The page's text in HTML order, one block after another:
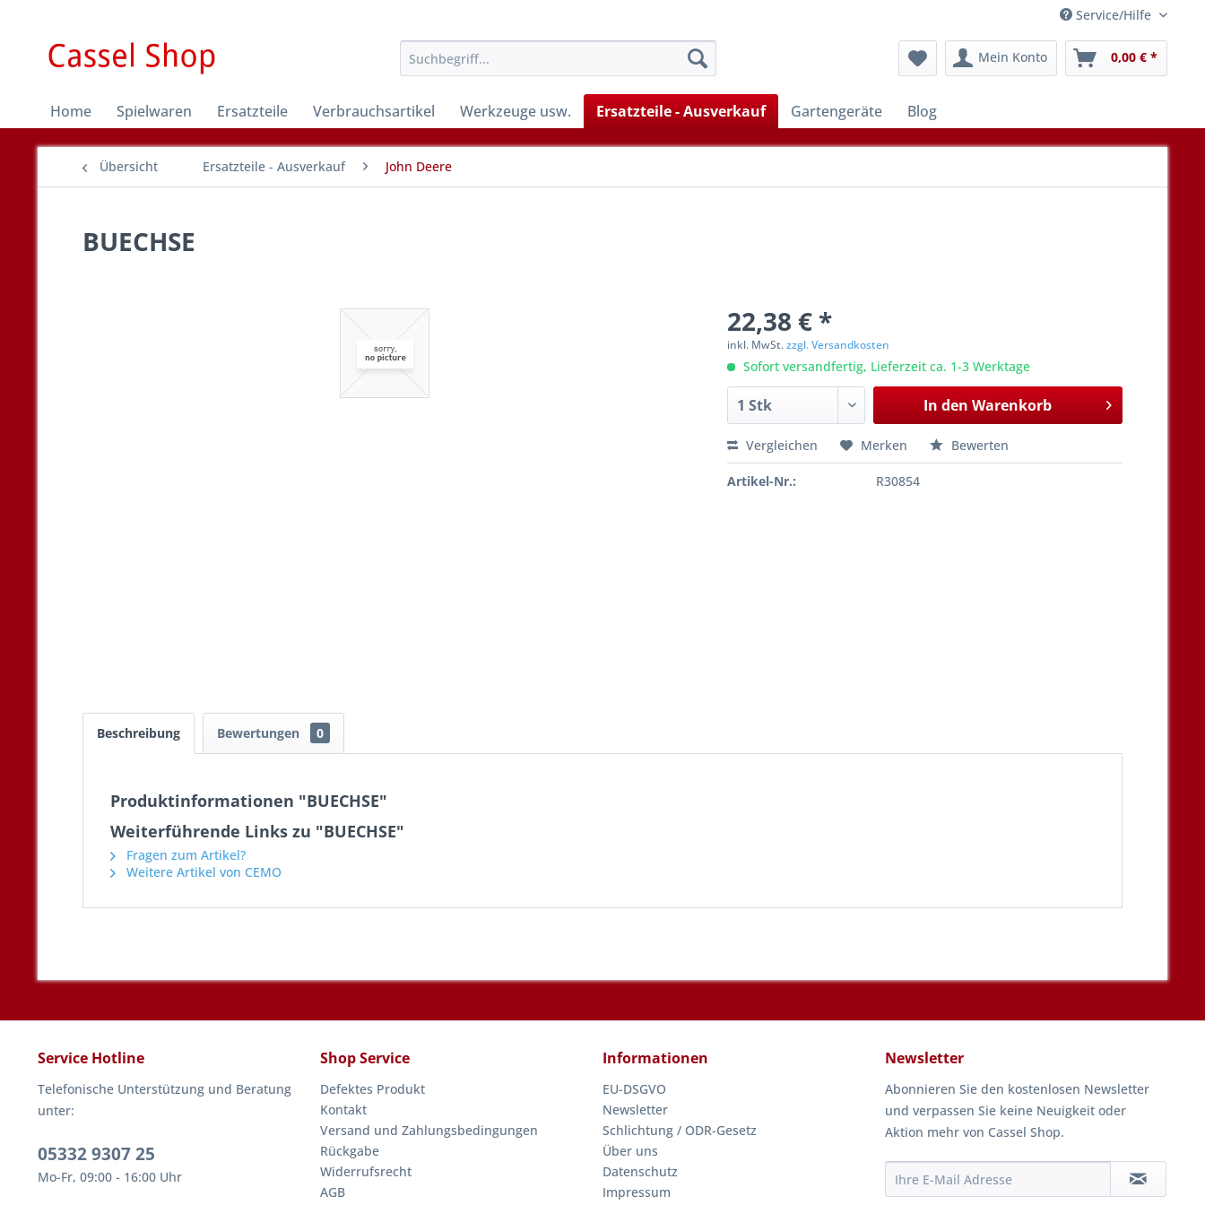
Service/Hilfe
Mein Konto 0,00 € *
Home Spielwaren Ersatzteile Verbrauchsartikel Werkzeuge usw. Ersatzteile - Ausverkauf Gartengeräte Blog
Übersicht Ersatzteile - Ausverkauf John Deere
BUECHSE
22,38 € *
inkl. MwSt.zzgl. Versandkosten
Sofort versandfertig, Lieferzeit ca. 1-3 Werktage
In den Warenkorb
Vergleichen Merken Bewerten
Artikel-Nr.: R30854
Beschreibung Bewertungen 0
Produktinformationen "BUECHSE"
Weiterführende Links zu "BUECHSE"
Fragen zum Artikel?
Weitere Artikel von CEMO
Service Hotline
Telefonische Unterstützung und Beratung
unter:
05332 9307 25
Mo-Fr, 09:00 - 16:00 Uhr
Shop Service
Defektes Produkt
Kontakt
Versand und Zahlungsbedingungen
Rückgabe
Widerrufsrecht
AGB
Informationen
EU-DSGVO
Newsletter
Schlichtung / ODR-Gesetz
Über uns
Datenschutz
Impressum
Newsletter
Abonnieren Sie den kostenlosen Newsletter
und verpassen Sie keine Neuigkeit oder
Aktion mehr von Cassel Shop.